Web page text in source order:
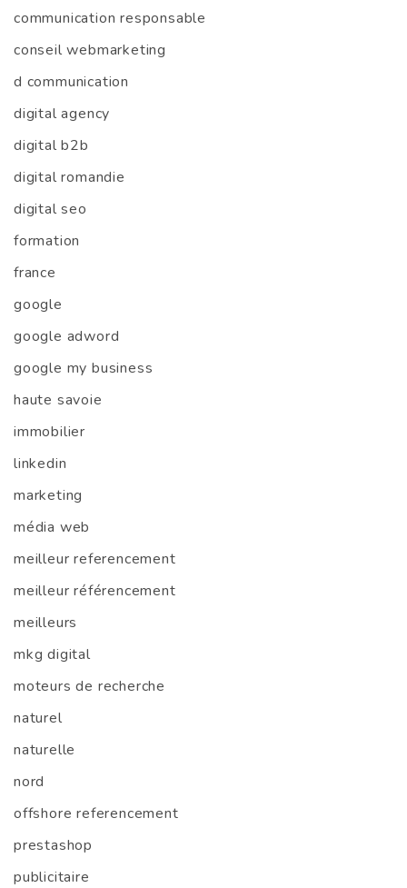
communication responsable
conseil webmarketing
d communication
digital agency
digital b2b
digital romandie
digital seo
formation
france
google
google adword
google my business
haute savoie
immobilier
linkedin
marketing
média web
meilleur referencement
meilleur référencement
meilleurs
mkg digital
moteurs de recherche
naturel
naturelle
nord
offshore referencement
prestashop
publicitaire